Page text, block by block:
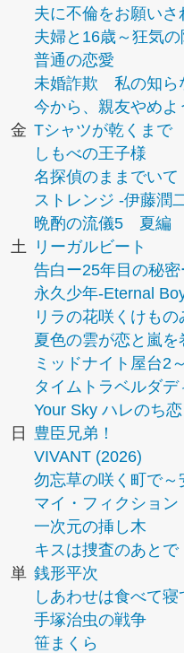
夫に不倫をお願いさ
夫婦と16歳～狂気の
普通の恋愛
未婚詐欺 私の知ら
今から、親友やめよ
金 Tシャツが乾くまで
しもべの王子様
名探偵のままでいて
ストレンジ -伊藤潤
晩酌の流儀5 夏編
土
リーガルビート
告白ー25年目の秘密
永久少年-Eternal
リラの花咲くけもの
夏色の雲が恋と嵐を
ミッドナイト屋台2
タイムトラベルダデ
Your Sky ハレのち恋
日
豊臣兄弟！
VIVANT (2026)
勿忘草の咲く町で～
マイ・フィクション
一次元の挿し木
キスは捜査のあとで
単 銭形平次
しあわせは食べて
手塚治虫の戦争
笹まくら